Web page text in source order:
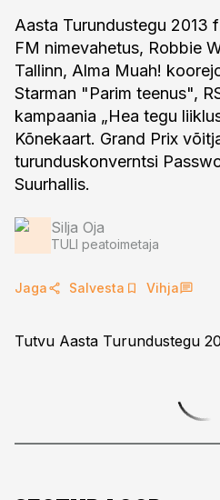
Aasta Turundustegu 2013
FM nimevahetus, Robbie
Tallinn, Alma Muah!
Starman "Parim teenus",
kampaania „Hea tegu
Kõnekaart. Grand Prix
turunduskonverntsi
Suurhallis.
Silja Oja
TULI peatoimetaja
Jaga Salvesta Vihja
Tutvu Aasta Turundustegu